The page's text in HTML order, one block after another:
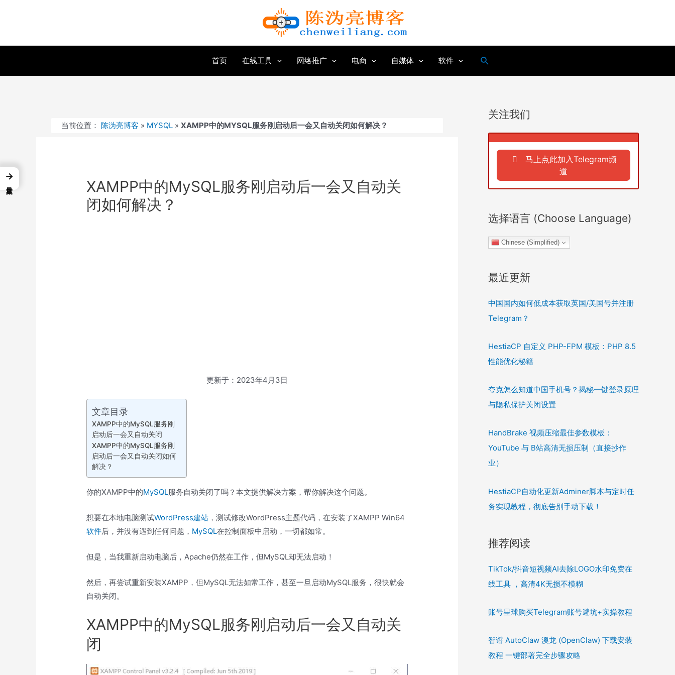
容
首页
在线工具 网络推广 电商 自媒体 软件
搜
当前位置： 陈沩亮博客 » MYSQL » XAMPP中的MYSQL服务刚启动后一会又自动关闭如何解决？
XAMPP中的MySQL服务刚启动后一会又自动关
闭如何解决？
更新于：2023年4月3日
文章目录
XAMPP中的MySQL服务刚
启动后一会又自动关闭
XAMPP中的MySQL服务刚
启动后一会又自动关闭如何
解决？
你的XAMPP中的MySQL服务自动关闭了吗？本文提供解决方案，帮你解决这个问题。
想要在本地电脑测试WordPress建站 ，测试修改WordPress主题代码，在安装了XAMPP Win64
软件后，并没有遇到任何问题， MySQL在控制面板中启动，一切都如常。
但是，当我重新启动电脑后，Apache仍然在工作，但MySQL却无法启动！
然后，再尝试重新安装XAMPP，但MySQL无法如常工作，甚至一旦启动MySQL服务，很快就会
自动关闭。
XAMPP中的MySQL服务刚启动后一会又自动关
闭
关注我们
马上点此加入Telegram频
道
选择语言 (Choose Language)
Chinese (Simplified)
最近更新
中国国内如何低成本获取英国/美国号并注册
Telegram？
HestiaCP 自定义 PHP-FPM 模板：PHP 8.5
性能优化秘籍
夸克怎么知道中国手机号？揭秘一键登录原理
与隐私保护关闭设置
HandBrake 视频压缩最佳参数模板：
YouTube 与 B站高清无损压制（直接抄作
业）
HestiaCP自动化更新Adminer脚本与定时任
务实现教程，彻底告别手动下载！
推荐阅读
TikTok/抖音短视频AI去除LOGO水印免费在
线工具 ，高清4K无损不模糊
账号星球购买Telegram账号避坑+实操教程
智谱 AutoClaw 澳龙 (OpenClaw) 下载安装
教程 一键部署完全步骤攻略
→